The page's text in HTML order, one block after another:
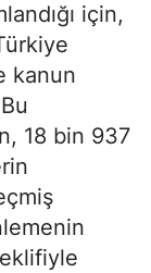
için,
kanun
18 bin 937